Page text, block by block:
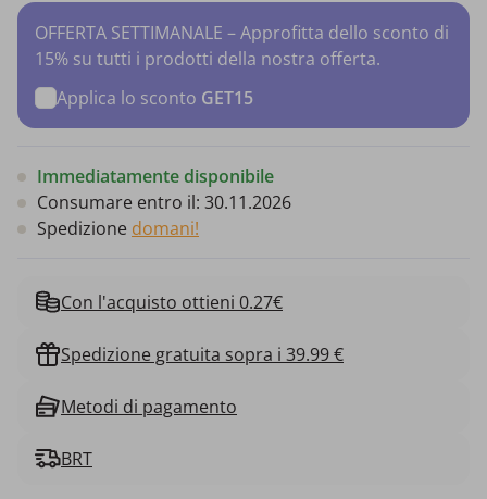
OFFERTA SETTIMANALE – Approfitta dello sconto di
15% su tutti i prodotti della nostra offerta.
Applica lo sconto GET15
Immediatamente disponibile
Consumare entro il: 30.11.2026
Spedizione domani!
Con l'acquisto ottieni 0.27€
Spedizione gratuita sopra i 39.99 €
Metodi di pagamento
BRT